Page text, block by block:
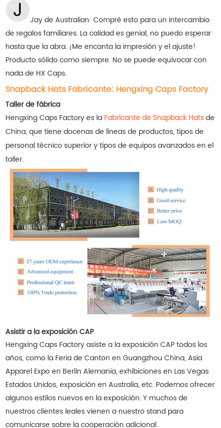
Jay de Australian: Compré esto para un intercambio
de regalos familiares. La calidad es genial, no puedo esperar
hasta que la abra. ¡Me encanta la impresión y el ajuste!
Producto sólido como siempre. No se puede equivocar con
nada de HX Caps.
Snapback Hats Fabricante: Hengxing Caps Factory
Taller de fábrica
Hengxing Caps Factory es la Fabricante de Snapback Hatsde
China, que tiene docenas de líneas de productos, tipos de
personal técnico superior y tipos de equipos avanzados en el
taller.
Asistir a la exposición CAP
Hengxing Caps Factory asiste a la exposición CAP todos los
años, como la Feria de Canton en Guangzhou China, Asia
Apparel Expo en Berlin Alemania, exhibiciones en Las Vegas
Estados Unidos, exposición en Australia, etc. Podemos ofrecer
algunos estilos nuevos en la exposición. Y muchos de
nuestros clientes leales vienen a nuestro stand para
comunicarse sobre la cooperación adicional.